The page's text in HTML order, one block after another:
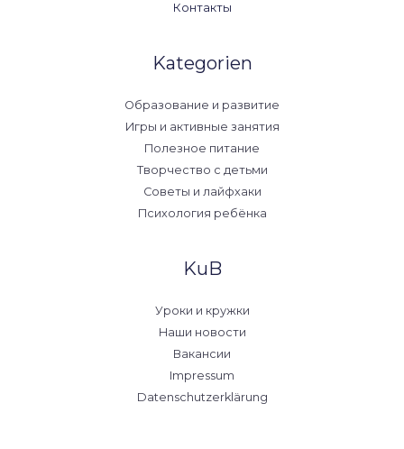
Контакты
Kategorien
Образование и развитие
Игры и активные занятия
Полезное питание
Творчество с детьми
Советы и лайфхаки
Психология ребёнка
KuB
Уроки и кружки
Наши новости
Вакансии
Impressum
Datenschutzerklärung